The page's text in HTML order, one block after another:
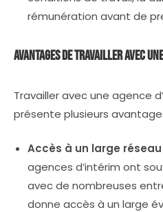
rémunération avant de
Avantages de travailler avec
Travailler avec une agence
présente plusieurs
Accès à un large
agences d’intérim ont
avec de nombreuses
donne accès à un large